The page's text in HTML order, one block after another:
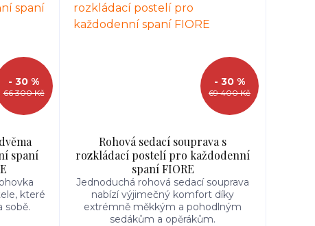
66 300 Kč
- 30 %
spaní
které
sobě.
69 400 Kč
- 30 %
Rohová sedací souprava s
rozkládací postelí pro každodenní
spaní FIORE
Jednoduchá rohová sedací souprava
nabízí výjimečný komfort díky
extrémně měkkým a pohodlným
sedákům a opěrákům.